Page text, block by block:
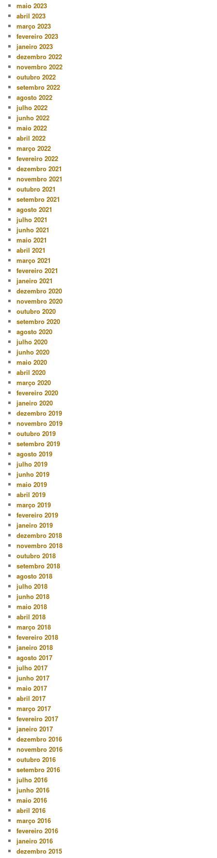
maio 2023
abril 2023
março 2023
fevereiro 2023
janeiro 2023
dezembro 2022
novembro 2022
outubro 2022
setembro 2022
agosto 2022
julho 2022
junho 2022
maio 2022
abril 2022
março 2022
fevereiro 2022
dezembro 2021
novembro 2021
outubro 2021
setembro 2021
agosto 2021
julho 2021
junho 2021
maio 2021
abril 2021
março 2021
fevereiro 2021
janeiro 2021
dezembro 2020
novembro 2020
outubro 2020
setembro 2020
agosto 2020
julho 2020
junho 2020
maio 2020
abril 2020
março 2020
fevereiro 2020
janeiro 2020
dezembro 2019
novembro 2019
outubro 2019
setembro 2019
agosto 2019
julho 2019
junho 2019
maio 2019
abril 2019
março 2019
fevereiro 2019
janeiro 2019
dezembro 2018
novembro 2018
outubro 2018
setembro 2018
agosto 2018
julho 2018
junho 2018
maio 2018
abril 2018
março 2018
fevereiro 2018
janeiro 2018
agosto 2017
julho 2017
junho 2017
maio 2017
abril 2017
março 2017
fevereiro 2017
janeiro 2017
dezembro 2016
novembro 2016
outubro 2016
setembro 2016
julho 2016
junho 2016
maio 2016
abril 2016
março 2016
fevereiro 2016
janeiro 2016
dezembro 2015